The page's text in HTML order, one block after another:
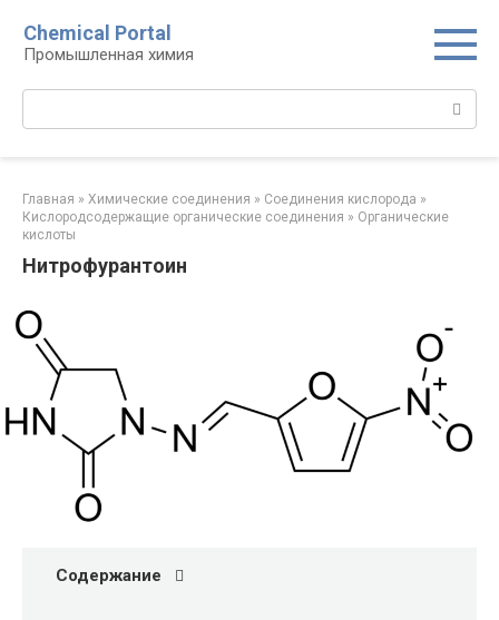
контенту
Chemical Portal
Промышленная химия
Главная » Химические соединения » Соединения кислорода‎ »
Кислородсодержащие органические соединения‎ » Органические
кислоты‎
Нитрофурантоин
Содержание